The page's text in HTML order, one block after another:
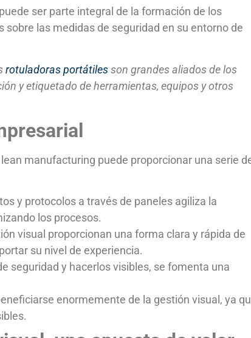
ser parte integral de la formación de los
las medidas de seguridad en su entorno de
rotuladoras portátilesson grandes aliados de los
y etiquetado de herramientas, equipos y otros
manufacturing puede proporcionar una serie
y protocolos a través de paneles agiliza la
los procesos.
visual proporcionan una forma clara y rápida de
su nivel de experiencia.
seguridad y hacerlos visibles, se fomenta una
enormemente de la gestión visual, ya